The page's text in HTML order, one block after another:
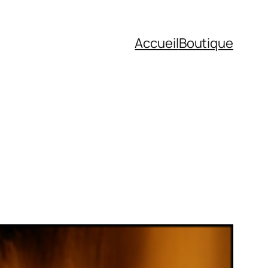
AccueilBoutique